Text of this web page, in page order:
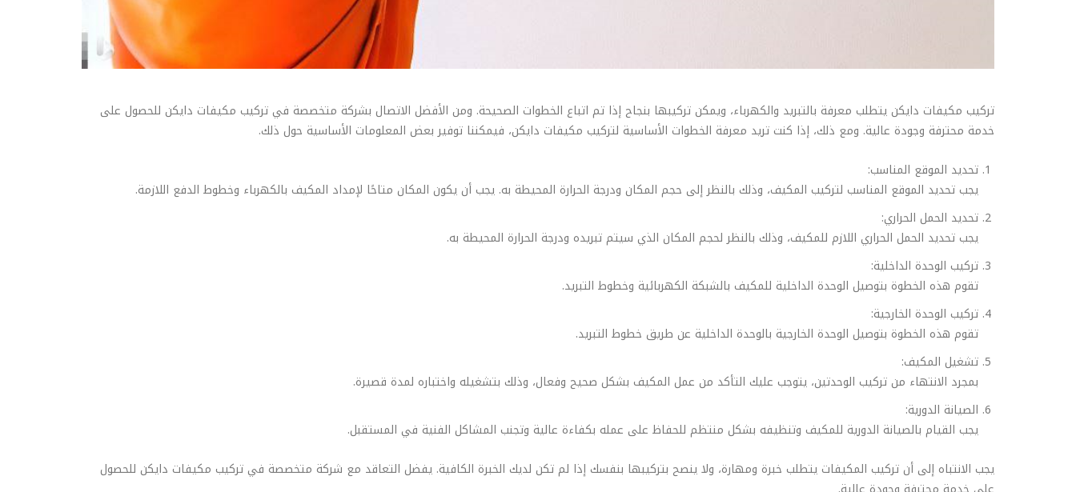
تركيب مكيفات دايكن يتطلب معرفة بالتبريد والكهرباء، ويمكن تركيبها بنجاح إذا تم اتباع الخطوات الصحيحة. ومن الأفضل الاتصال بشركة متخصصة في تركيب مكيفات دايكن للحصول على
خدمة محترفة وجودة عالية. ومع ذلك، إذا كنت تريد معرفة الخطوات الأساسية لتركيب مكيفات دايكن، فيمكننا توفير بعض المعلومات الأساسية حول ذلك.
تحديد الموقع المناسب:
يجب تحديد الموقع المناسب لتركيب المكيف، وذلك بالنظر إلى حجم المكان ودرجة الحرارة المحيطة به. يجب أن يكون المكان متاحًا لإمداد المكيف بالكهرباء وخطوط الدفع اللازمة.
تحديد الحمل الحراري:
يجب تحديد الحمل الحراري اللازم للمكيف، وذلك بالنظر لحجم المكان الذي سيتم تبريده ودرجة الحرارة المحيطة به.
تركيب الوحدة الداخلية:
تقوم هذه الخطوة بتوصيل الوحدة الداخلية للمكيف بالشبكة الكهربائية وخطوط التبريد.
تركيب الوحدة الخارجية:
تقوم هذه الخطوة بتوصيل الوحدة الخارجية بالوحدة الداخلية عن طريق خطوط التبريد.
تشغيل المكيف:
بمجرد الانتهاء من تركيب الوحدتين، يتوجب عليك التأكد من عمل المكيف بشكل صحيح وفعال، وذلك بتشغيله واختباره لمدة قصيرة.
الصيانة الدورية:
يجب القيام بالصيانة الدورية للمكيف وتنظيفه بشكل منتظم للحفاظ على عمله بكفاءة عالية وتجنب المشاكل الفنية في المستقبل.
يجب الانتباه إلى أن تركيب المكيفات يتطلب خبرة ومهارة، ولا ينصح بتركيبها بنفسك إذا لم تكن لديك الخبرة الكافية. يفضل التعاقد مع شركة متخصصة في تركيب مكيفات دايكن للحصول